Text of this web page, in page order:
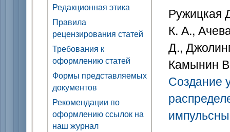
Редакционная этика
Правила
рецензирования статей
Требования к
оформлению статей
Формы представляемых
документов
Рекомендации по
оформлению ссылок на
наш журнал
Ружицкая
К. А.,
Д.,
Камынин
Создание